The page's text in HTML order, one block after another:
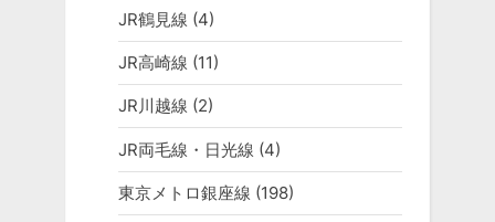
JR鶴見線 (4)
JR高崎線 (11)
JR川越線 (2)
JR両毛線・日光線 (4)
東京メトロ銀座線 (198)